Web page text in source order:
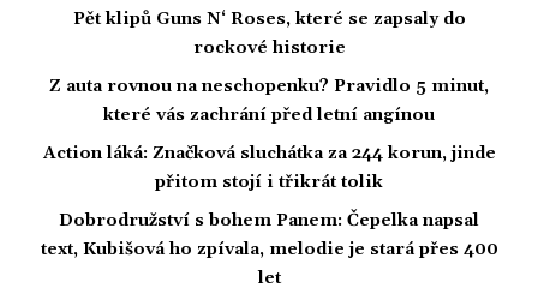
Pět klipů Guns N‘ Roses, které se zapsaly do
rockové historie
Z auta rovnou na neschopenku? Pravidlo 5 minut,
které vás zachrání před letní angínou
Action láká: Značková sluchátka za 244 korun, jinde
přitom stojí i třikrát tolik
Dobrodružství s bohem Panem: Čepelka napsal
text, Kubišová ho zpívala, melodie je stará přes 400
let